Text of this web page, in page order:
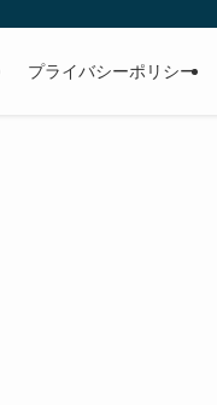
プライバシーポリシー